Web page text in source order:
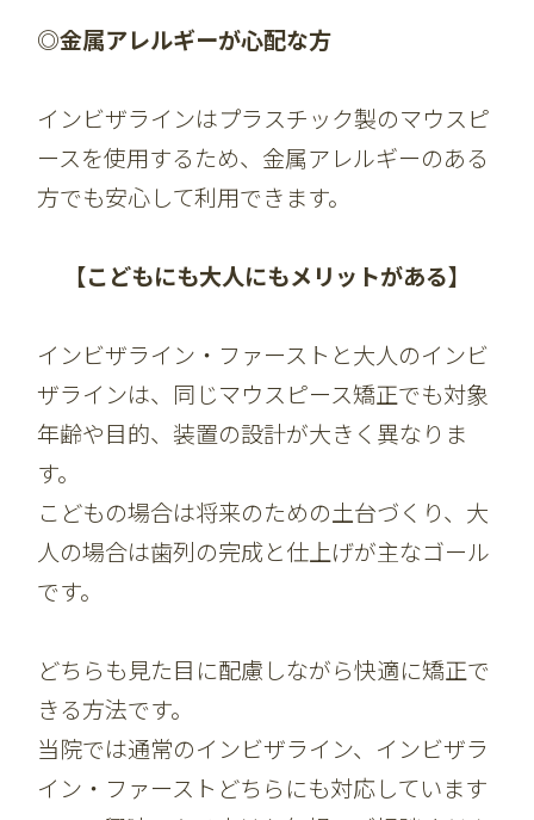
◎金属アレルギーが心配な方
インビザラインはプラスチック製のマウスピ
ースを使用するため、金属アレルギーのある
方でも安心して利用できます。
【こどもにも大人にもメリットがある】
インビザライン・ファーストと大人のインビ
ザラインは、同じマウスピース矯正でも対象
年齢や目的、装置の設計が大きく異なりま
す。
こどもの場合は将来のための土台づくり、大
人の場合は歯列の完成と仕上げが主なゴール
です。
どちらも見た目に配慮しながら快適に矯正で
きる方法です。
当院では通常のインビザライン、インビザラ
イン・ファーストどちらにも対応しています